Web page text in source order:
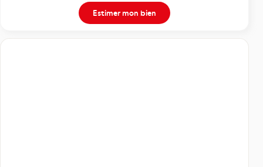
Estimer mon bien